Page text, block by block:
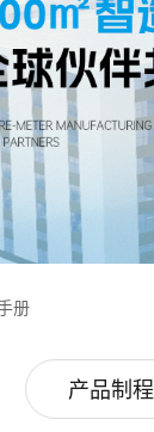
册
产品制程